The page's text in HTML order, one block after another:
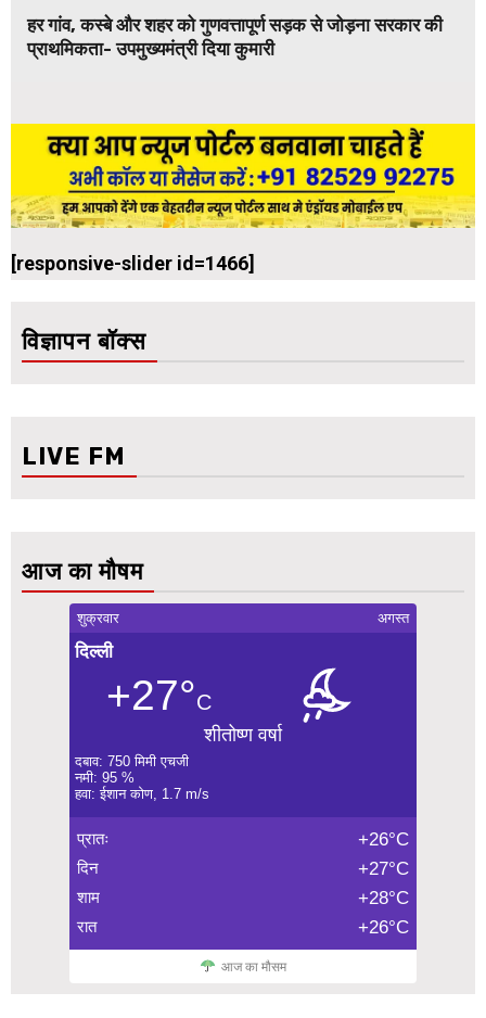
हर गांव, कस्बे और शहर को गुणवत्तापूर्ण सड़क से जोड़ना सरकार की
प्राथमिकता- उपमुख्यमंत्री दिया कुमारी
[responsive-slider id=1466]
विज्ञापन बॉक्स
LIVE FM
आज का मौषम
शुक्रवार अगस्त
दिल्ली
+27°C
शीतोष्ण वर्षा
दबाव: 750 मिमी एचजी
नमी: 95 %
हवा: ईशान कोण, 1.7 m/s
प्रातः +26°C
दिन +27°C
शाम +28°C
रात +26°C
आज का मौसम